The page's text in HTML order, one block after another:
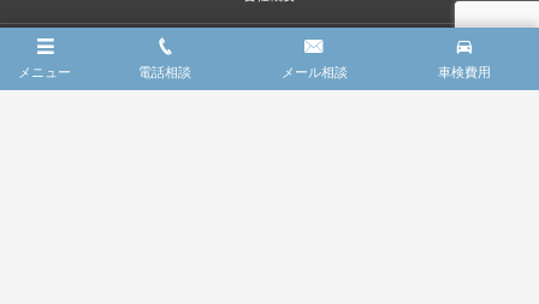
車検整備の点検項目
メニュー 電話相談 メール相談 車検費用